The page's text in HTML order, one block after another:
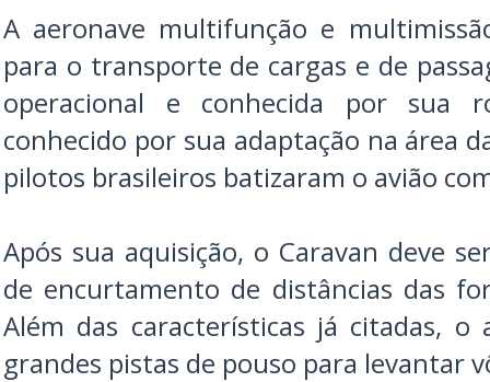
A aeronave multifunção e
para o transporte de cargas e de
operacional e conhecida por sua
conhecido por sua adaptação na área
pilotos brasileiros batizaram o avião
Após sua aquisição, o Caravan deve
de encurtamento de distâncias das
Além das características já citadas, o
grandes pistas de pouso para levantar